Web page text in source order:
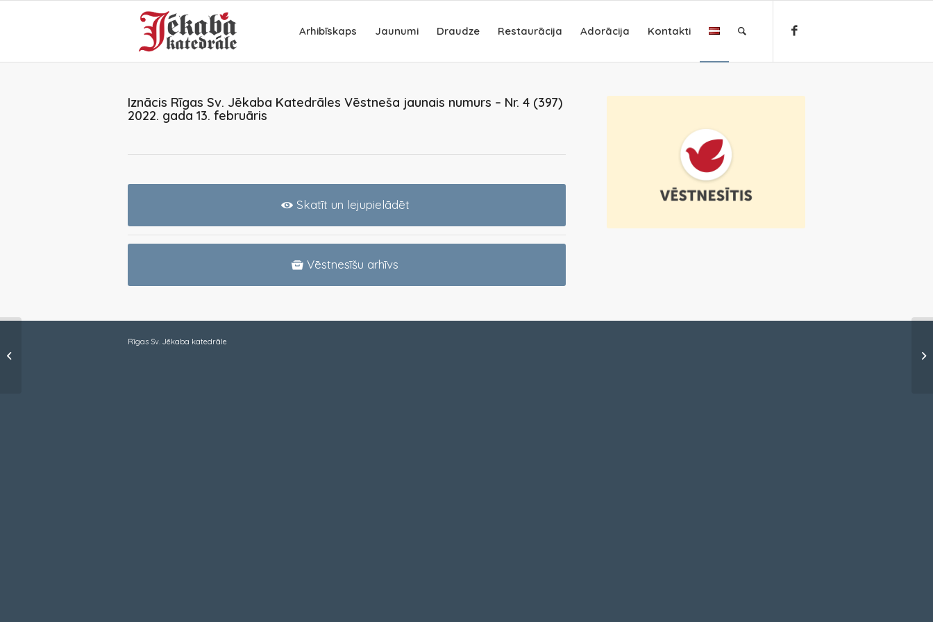
Arhibīskaps Jaunumi Draudze Restaurācija Adorācija Kontakti
Iznācis Rīgas Sv. Jēkaba Katedrāles Vēstneša jaunais numurs – Nr. 4 (397)
2022. gada 13. februāris
Skatīt un lejupielādēt
Vēstnesīšu arhīvs
Rīgas Sv. Jēkaba katedrāle